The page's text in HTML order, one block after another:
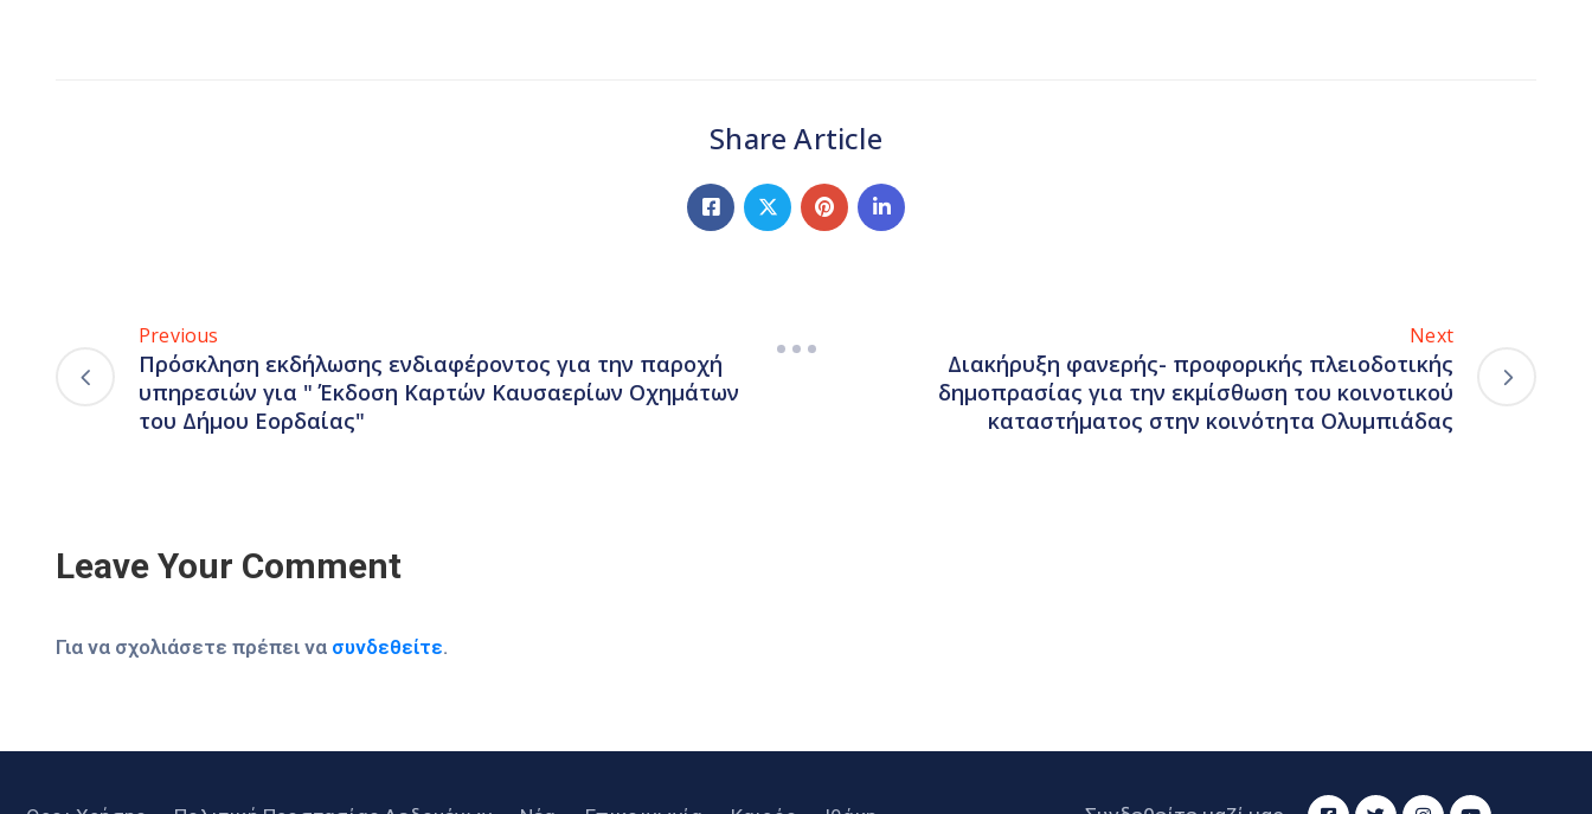
Share Article
Previous
Πρόσκληση εκδήλωσης ενδιαφέροντος για την παροχή
υπηρεσιών για " Έκδοση Καρτών Καυσαερίων Οχημάτων
του Δήμου Εορδαίας"
Next
Διακήρυξη φανερής- προφορικής πλειοδοτικής
δημοπρασίας για την εκμίσθωση του κοινοτικού
καταστήματος στην κοινότητα Ολυμπιάδας
Leave Your Comment
Για να σχολιάσετε πρέπει να συνδεθείτε.